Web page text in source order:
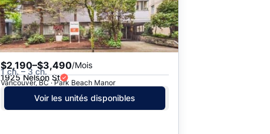
$2,190–$3,490/Mois
1 ch. – 3 ch.
1925 Nelson St
Vancouver, BC · Park Beach Manor
Voir les unités disponibles